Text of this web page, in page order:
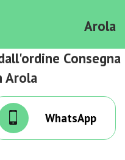
Arola
Consegna
Arola
WhatsApp